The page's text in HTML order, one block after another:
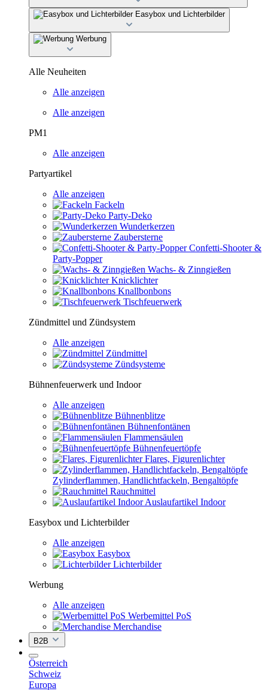
Easybox und Lichterbilder
Werbung
Alle Neuheiten
Alle anzeigen
Alle anzeigen
PM1
Alle anzeigen
Partyartikel
Alle anzeigen
Fackeln
Party-Deko
Wunderkerzen
Zaubersterne
Confetti-Shooter &
Party-Popper
Wachs- & Zinngießen
Knicklichter
Knallbonbons
Tischfeuerwerk
Zündmittel und Zündsystem
Alle anzeigen
Zündmittel
Zündsysteme
Bühnenfeuerwerk und Indoor
Alle anzeigen
Bühnenblitze
Bühnenfontänen
Flammensäulen
Bühnenfeuertöpfe
Flares, Figurenlichter
Zylinderflammen, Handlichtfackeln, Bengaltöpfe
Rauchmittel
Auslaufartikel Indoor
Easybox und Lichterbilder
Alle anzeigen
Easybox
Lichterbilder
Werbung
Alle anzeigen
Werbemittel PoS
Merchandise
B2B
Österreich
Schweiz
Europa